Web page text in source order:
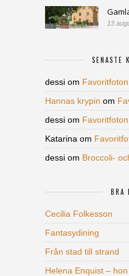
13
SENASTE
dessi om
Hannas krypin om
dessi om
Katarina om
dessi om Broccoli-
BRA
Cecilia Folkesson
Fantasydining
Från stad till strand
Helena Enquist –